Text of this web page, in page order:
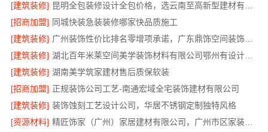
[建筑装修]
[招商加盟] 同城快装急装装修哪家快品质施工
[建筑装修]
广州装饰性价比排名零增项承诺，广东鼎饰空间装饰工程有限公司
[建筑装修]
湖北百年米莱空间美学装饰材料有限公司鄂州有设计感装修实景案例
[建筑装修] 湖南美学筑家建材售后质保软装
[招商加盟] 正规装饰公司工艺-南通宏域全宅装饰建材有限公司
[建筑装修] 装饰蚀刻工艺设计公司，华居不锈钢定制独特风格
[资源材料]
精匠饰家（广州）家居建材有限公司，广州市区家装装修多少钱新房